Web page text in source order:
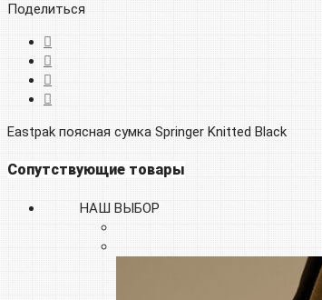
Поделиться
Eastpak поясная сумка Springer Knitted Black
Сопутствующие товары
НАШ ВЫБОР